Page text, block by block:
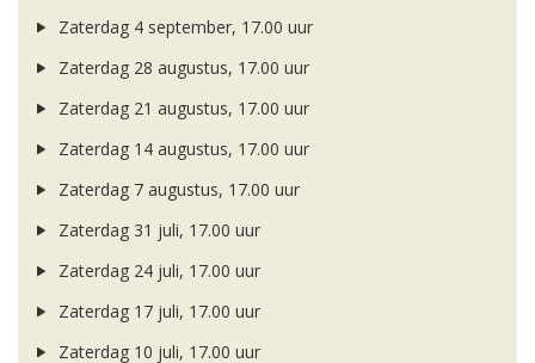
Zaterdag 4 september, 17.00 uur
Zaterdag 28 augustus, 17.00 uur
Zaterdag 21 augustus, 17.00 uur
Zaterdag 14 augustus, 17.00 uur
Zaterdag 7 augustus, 17.00 uur
Zaterdag 31 juli, 17.00 uur
Zaterdag 24 juli, 17.00 uur
Zaterdag 17 juli, 17.00 uur
Zaterdag 10 juli, 17.00 uur